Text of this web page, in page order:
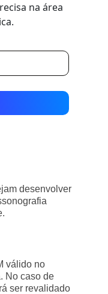
na área
desenvolver
válido no
No caso de
ser revalidado